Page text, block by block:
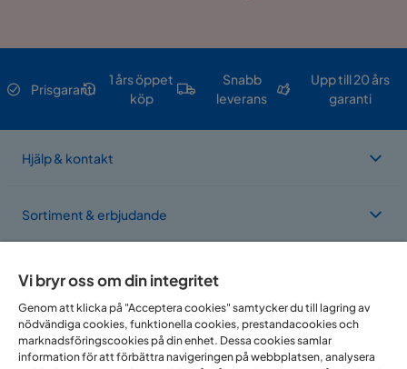
Prisgaranti
1 års öppet
köp
Snabb
leverans
Upp till 20 års
garanti
Hjälp & kontakt
Sortiment & erbjudande
Vi finns i flera länder
Vi bryr oss om din integritet
Genom att klicka på "Acceptera cookies" samtycker du till lagring av
nödvändiga cookies, funktionella cookies, prestandacookies och
marknadsföringscookies på din enhet. Dessa cookies samlar
information för att förbättra navigeringen på webbplatsen, analysera